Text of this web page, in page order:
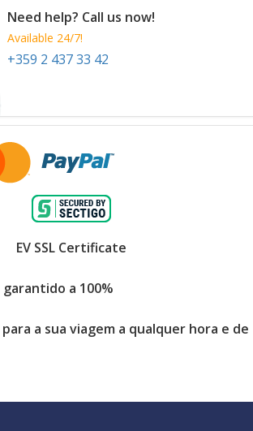
Need help? Call us now!
Available 24/7!
+359 2 437 33 42
EV SSL Certificate
a 100%
a sua viagem a qualquer hora e de